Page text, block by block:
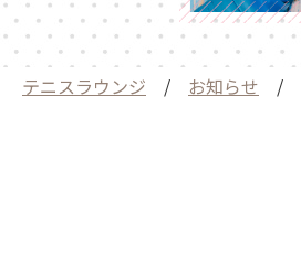
テニスラウンジ / お知らせ /